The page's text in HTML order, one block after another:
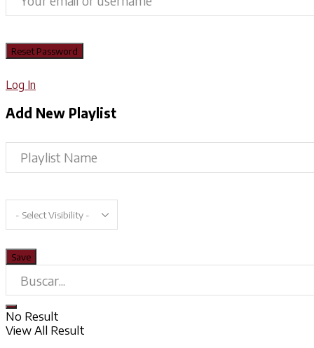
Log In
Add New Playlist
No Result
View All Result